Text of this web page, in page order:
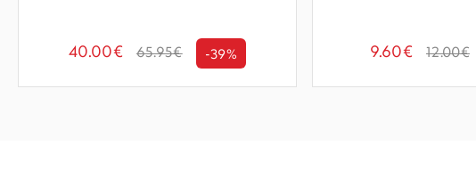
40.00€ 65.95€ -39% 9.60€ 12.00€